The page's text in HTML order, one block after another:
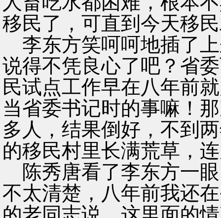
移民了，可直到今天移
李东方笑呵呵地插了
说得不凭良心了吧？省
民试点工作早在八年前
当省委书记时的事嘛！
多人，结果倒好，不到
的移民村里长满荒草，
陈秀唐看了李东方一
不太清楚，八年前我还